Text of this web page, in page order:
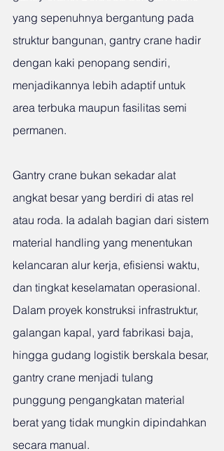
yang sepenuhnya bergantung pada
struktur bangunan, gantry crane hadir
dengan kaki penopang sendiri,
menjadikannya lebih adaptif untuk
area terbuka maupun fasilitas semi
permanen.
Gantry crane bukan sekadar alat
angkat besar yang berdiri di atas rel
atau roda. Ia adalah bagian dari sistem
material handling yang menentukan
kelancaran alur kerja, efisiensi waktu,
dan tingkat keselamatan operasional.
Dalam proyek konstruksi infrastruktur,
galangan kapal, yard fabrikasi baja,
hingga gudang logistik berskala besar,
gantry crane menjadi tulang
punggung pengangkatan material
berat yang tidak mungkin dipindahkan
secara manual.